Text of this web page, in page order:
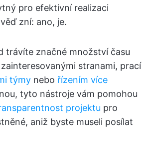
pro efektivní realizaci
zní: ano, je.
trávíte značné množství času
stranami, prací
týmy nebo řízením více
tyto nástroje vám pomohou
projektu pro
aniž byste museli posílat